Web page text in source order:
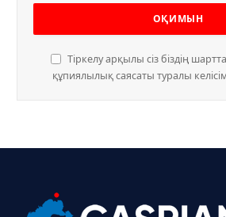
Тіркелу арқылы сіз біздің
құпиялылық саясаты туралы